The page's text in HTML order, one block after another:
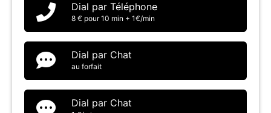
Dial par Téléphone
8 € pour 10 min + 1€/min
Dial par Chat
au forfait
Dial par Chat